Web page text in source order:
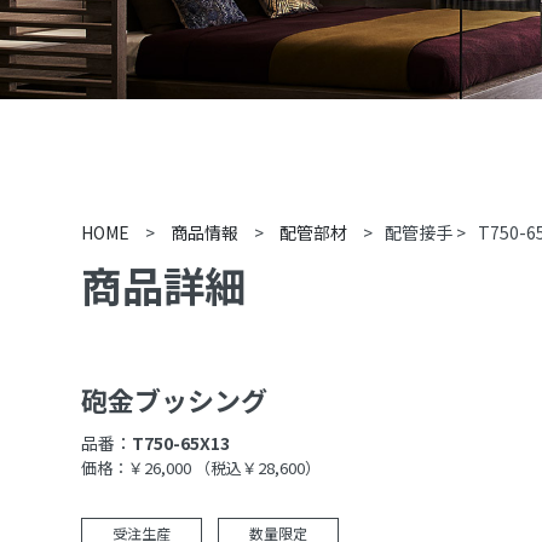
HOME > 商品情報 > 配管部材 > 配管接手 > T750-
商品詳細
砲金ブッシング
品番： T750-65X13
価格：￥26,000 （税込￥28,600）
受注生産 数量限定